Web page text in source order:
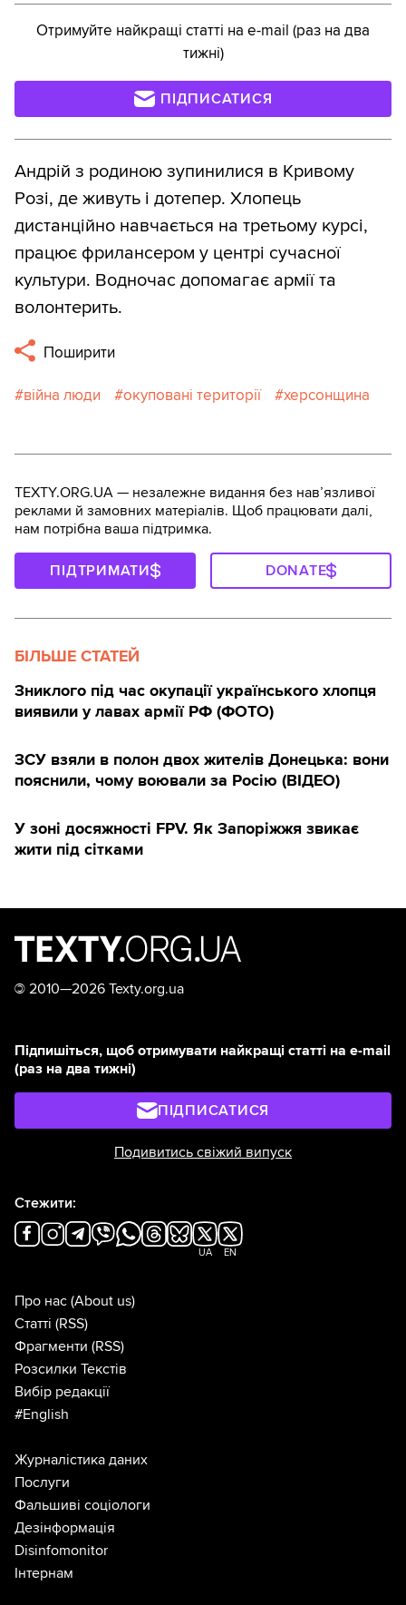
Отримуйте найкращі статті на e-mail (раз на два
тижні)
ПІДПИСАТИСЯ
Андрій з родиною зупинилися в Кривому
Розі, де живуть і дотепер. Хлопець
дистанційно навчається на третьому курсі,
працює фрилансером у центрі сучасної
культури. Водночас допомагає армії та
волонтерить.
Поширити
війна люди окуповані території херсонщина
TEXTY.ORG.UA — незалежне видання без навʼязливої
реклами й замовних матеріалів. Щоб працювати далі,
нам потрібна ваша підтримка.
ПІДТРИМАТИ DONATE
БІЛЬШЕ СТАТЕЙ
Зниклого під час окупації українського хлопця
виявили у лавах армії РФ (ФОТО)
ЗСУ взяли в полон двох жителів Донецька: вони
пояснили, чому воювали за Росію (ВІДЕО)
У зоні досяжності FPV. Як Запоріжжя звикає
жити під сітками
© 2010—2026 Texty.org.ua
Підпишіться, щоб отримувати найкращі статті на e-mail
(раз на два тижні)
ПІДПИСАТИСЯ
Подивитись свіжий випуск
Стежити:
UA EN
Про нас (About us)
Статті (RSS)
Фрагменти (RSS)
Розсилки Текстів
Вибір редакції
#English
Журналістика даних
Послуги
Фальшиві соціологи
Дезінформація
Disinfomonitor
Інтернам